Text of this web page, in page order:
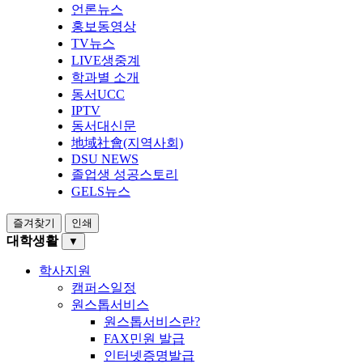
언론뉴스
홍보동영상
TV뉴스
LIVE생중계
학과별 소개
동서UCC
IPTV
동서대신문
地域社會(지역사회)
DSU NEWS
졸업생 성공스토리
GELS뉴스
즐겨찾기 인쇄
대학생활 ▼
학사지원
캠퍼스일정
원스톱서비스
원스톱서비스란?
FAX민원 발급
인터넷증명발급